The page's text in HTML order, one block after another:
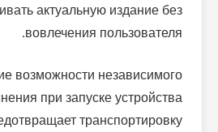
актуальную издание без
вовлечения пользователя.
возможности независимого
при запуске устройства
транспортировку